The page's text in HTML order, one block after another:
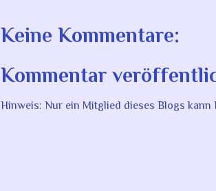
Keine Kommentare:
Kommentar
Hinweis: Nur ein Mitglied dieses Blogs kann